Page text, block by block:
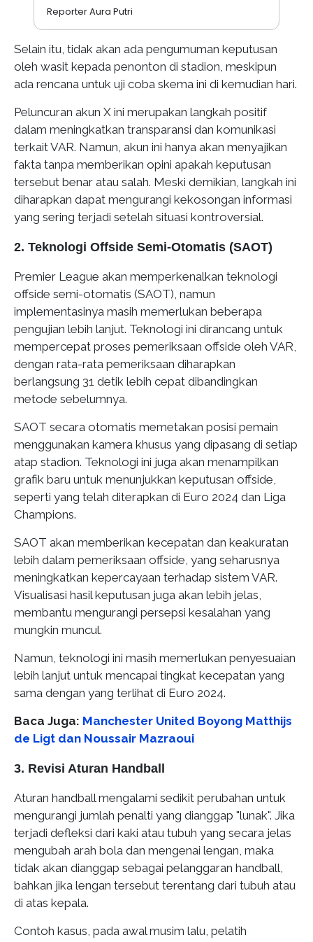
Reporter Aura Putri
Selain itu, tidak akan ada pengumuman keputusan
oleh wasit kepada penonton di stadion, meskipun
ada rencana untuk uji coba skema ini di kemudian hari.
Peluncuran akun X ini merupakan langkah positif
dalam meningkatkan transparansi dan komunikasi
terkait VAR. Namun, akun ini hanya akan menyajikan
fakta tanpa memberikan opini apakah keputusan
tersebut benar atau salah. Meski demikian, langkah ini
diharapkan dapat mengurangi kekosongan informasi
yang sering terjadi setelah situasi kontroversial.
2. Teknologi Offside Semi-Otomatis (SAOT)
Premier League akan memperkenalkan teknologi
offside semi-otomatis (SAOT), namun
implementasinya masih memerlukan beberapa
pengujian lebih lanjut. Teknologi ini dirancang untuk
mempercepat proses pemeriksaan offside oleh VAR,
dengan rata-rata pemeriksaan diharapkan
berlangsung 31 detik lebih cepat dibandingkan
metode sebelumnya.
SAOT secara otomatis memetakan posisi pemain
menggunakan kamera khusus yang dipasang di setiap
atap stadion. Teknologi ini juga akan menampilkan
grafik baru untuk menunjukkan keputusan offside,
seperti yang telah diterapkan di Euro 2024 dan Liga
Champions.
SAOT akan memberikan kecepatan dan keakuratan
lebih dalam pemeriksaan offside, yang seharusnya
meningkatkan kepercayaan terhadap sistem VAR.
Visualisasi hasil keputusan juga akan lebih jelas,
membantu mengurangi persepsi kesalahan yang
mungkin muncul.
Namun, teknologi ini masih memerlukan penyesuaian
lebih lanjut untuk mencapai tingkat kecepatan yang
sama dengan yang terlihat di Euro 2024.
Baca Juga: Manchester United Boyong Matthijs
de Ligt dan Noussair Mazraoui
3. Revisi Aturan Handball
Aturan handball mengalami sedikit perubahan untuk
mengurangi jumlah penalti yang dianggap "lunak". Jika
terjadi defleksi dari kaki atau tubuh yang secara jelas
mengubah arah bola dan mengenai lengan, maka
tidak akan dianggap sebagai pelanggaran handball,
bahkan jika lengan tersebut terentang dari tubuh atau
di atas kepala.
Contoh kasus, pada awal musim lalu, pelatih